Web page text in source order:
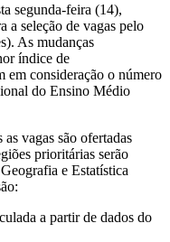
segunda-feira (14),
a seleção de vagas pelo
As mudanças
índice de
consideração o número
do Ensino Médio
vagas são ofertadas
prioritárias serão
e Estatística
a partir de dados do